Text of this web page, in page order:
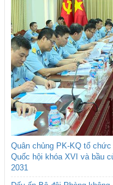
Quân chủng PK-KQ tổ
Quốc hội khóa XVI và bầu
2031